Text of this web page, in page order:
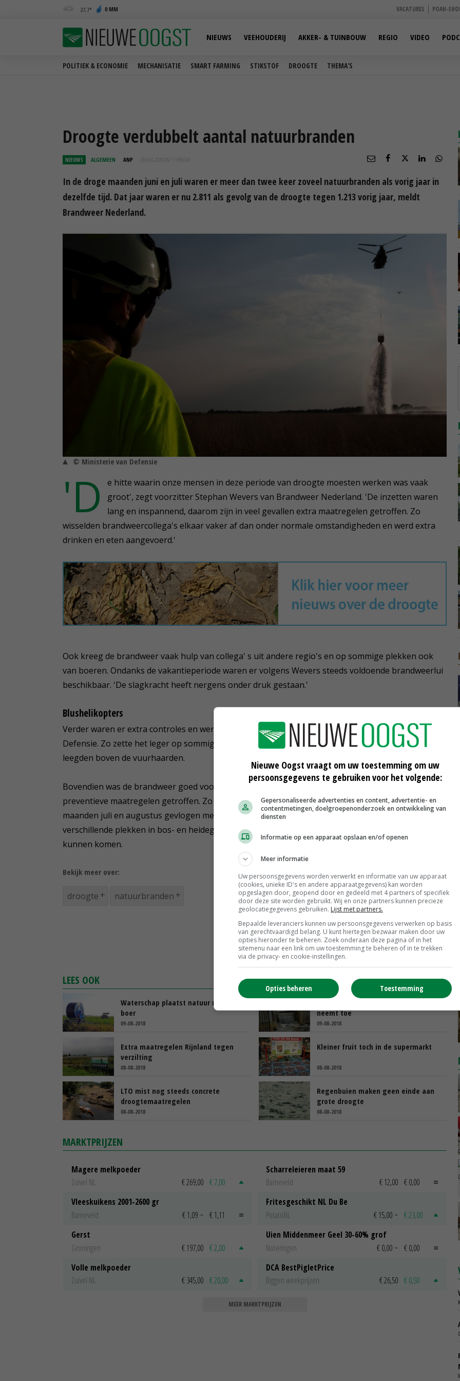
27,7 0 MM VACATURES POAH-
POLITIEK & ECONOMIE MECHANISATIE SMART FARMING STIKSTOF DROOGTE THEMA'S
NIEUWS VEEHOUDERIJ AKKER- & TUINBOUW REGIO VIDEO
Droogte verdubbelt aantal natuurbranden
NIEUWS ALGEMEEN ANP 09 AUG 2018 OM 11:09
In de droge maanden juni en juli waren er meer dan twee keer zoveel natuurbranden als vorig jaar in
dezelfde tijd. Dat jaar waren er nu 2.811 als gevolg van de droogte tegen 1.213 vorig jaar, meldt
Brandweer Nederland.
© Ministerie van Defensie
'D
e hitte waarin onze mensen in deze periode van droogte moesten werken was vaak
groot', zegt voorzitter Stephan Wevers van Brandweer Nederland. 'De inzetten waren
lang en inspannend, daarom zijn in veel gevallen extra maatregelen getroffen. Zo
wisselden brandweercollega's elkaar vaker af dan onder normale omstandigheden en werd extra
drinken en eten aangevoerd.'
Ook kreeg de brandweer vaak hulp van collega' s uit andere regio's en op sommige plekken ook
van boeren. Ondanks de vakantieperiode waren er volgens Wevers steeds voldoende brandweerlui
beschikbaar. 'De slagkracht heeft nergens onder druk gestaan.'
Blushelikopters
Verder waren er extra controles en werkte de brandweer nauw samen met natuurbeheerders en
Defensie. Zo zette het leger op sommige plaatsen blushelikopters in die grote waterzakken
leegden boven de vuurhaarden.
Bovendien was de brandweer goed voorbereid op mogelijke natuurbranden. 'Er zijn meerdere
preventieve maatregelen getroffen. Zo wordt er in tegenstelling tot de afgelopen jaren nog in de
maanden juli en augustus gevlogen met surveillance-vliegtuigjes', vertelt Wevers. Ook waren op
verschillende plekken in bos- en heidegebieden extra waterputten gemaakt om snel aan water te
kunnen komen.
Bekijk meer over:
droogte natuurbranden
LEES OOK
Waterschap plaatst natuur nu boven
boer
09-08-2018
neemt toe
09-08-2018
Extra maatregelen Rijnland tegen
verzilting
08-08-2018
Kleiner fruit toch in de supermarkt
08-08-2018
LTO mist nog steeds concrete
droogtemaatregelen
08-08-2018
Regenbuien maken geen einde aan
grote droogte
08-08-2018
MARKTPRIJZEN
Magere melkpoeder
Zuivel NL
€ 269,00 € 7,00
Vleeskuikens 2001-2600 gr
Barneveld
€ 1,09 ~ € 1,11
Gerst
Groningen
€ 197,00 € 2,00
Volle melkpoeder
Zuivel NL
€ 345,00 € 20,00
Scharreleieren maat 59
Barneveld
€ 12,00 € 0,00
Fritesgeschikt NL Du Be
PotatoNL
€ 15,00 ~ € 23,00
Uien Middenmeer Geel 30-60% grof
Noteringen
€ 0,00 ~ € 0,00
DCA BestPigletPrice
Biggen weekprijzen
€ 26,50 € 0,50
MEER MARKTPRIJZEN
Nieuwe Oogst vraagt om uw toestemming om uw
persoonsgegevens te gebruiken voor het volgende:
Gepersonaliseerde advertenties en content, advertentie- en
contentmetingen, doelgroepenonderzoek en ontwikkeling van
diensten
Informatie op een apparaat opslaan en/of openen
Meer informatie
Uw persoonsgegevens worden verwerkt en informatie van uw apparaat
(cookies, unieke ID's en andere apparaatgegevens) kan worden
opgeslagen door, geopend door en gedeeld met 4 partners of specifiek
door deze site worden gebruikt. Wij en onze partners kunnen precieze
geolocatiegegevens gebruiken. Lijst met partners.
Bepaalde leveranciers kunnen uw persoonsgegevens verwerken op basis
van gerechtvaardigd belang. U kunt hiertegen bezwaar maken door uw
opties hieronder te beheren. Zoek onderaan deze pagina of in het
sitemenu naar een link om uw toestemming te beheren of in te trekken
via de privacy- en cookie-instellingen.
Toestemming
Opties beheren